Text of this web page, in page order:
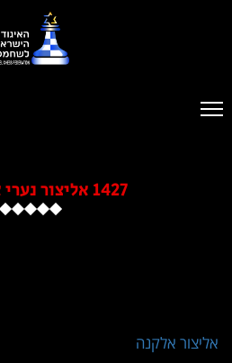
1427 אליצור נערי אלקנה ב'
אלקנה